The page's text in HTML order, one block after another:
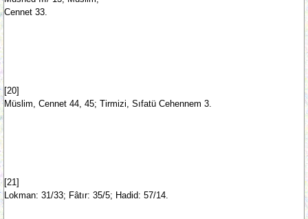
Cennet 33.
[20]
Müslim, Cennet 44, 45; Tirmizi, Sıfatü Cehennem 3.
[21]
Lokman: 31/33; Fâtır: 35/5; Hadid: 57/14.